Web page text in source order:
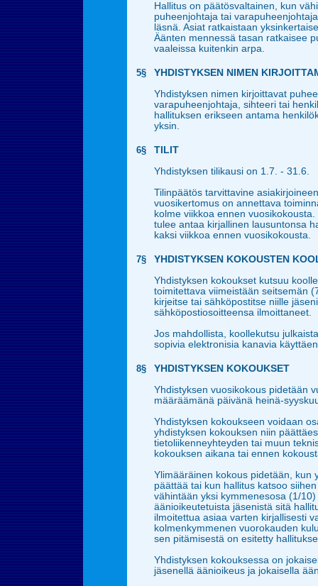
Hallitus on päätösvaltainen, kun
puheenjohtaja tai
läsnä. Asiat ratkaistaan
Äänten mennessä tasan ratkaisee
vaaleissa kuitenkin arpa.
5§
YHDISTYKSEN NIMEN
Yhdistyksen nimen kirjoittavat
varapuheenjohtaja, sihteeri tai
hallituksen erikseen antama
yksin.
6§
TILIT
Yhdistyksen tilikausi on 1.7. - 31.6.
Tilinpäätös tarvittavine
vuosikertomus on annettava
kolme viikkoa ennen
tulee antaa kirjallinen lausuntonsa
kaksi viikkoa ennen vuosikokousta.
7§
YHDISTYKSEN KOKOUSTEN
Yhdistyksen kokoukset kutsuu
toimitettava viimeistään seitsemän
kirjeitse tai sähköpostitse niille
sähköpostiosoitteensa ilmoittaneet.
Jos mahdollista, koollekutsu
sopivia elektronisia kanavia
8§
YHDISTYKSEN KOKOUKSET
Yhdistyksen vuosikokous pidetään
määräämänä päivänä heinä-
Yhdistyksen kokoukseen voidaan
yhdistyksen kokouksen niin
tietoliikenneyhteyden tai muun
kokouksen aikana tai ennen
Ylimääräinen kokous pidetään, kun
päättää tai kun hallitus katsoo
vähintään yksi kymmenesosa (1/
äänioikeutetuista jäsenistä sitä
ilmoitettua asiaa varten kirjallisesti
kolmenkymmenen vuorokauden
sen pitämisestä on esitetty
Yhdistyksen kokouksessa on
jäsenellä äänioikeus ja jokaisella